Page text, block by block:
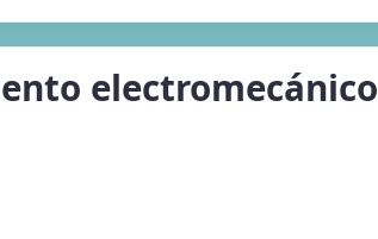
electromecánico